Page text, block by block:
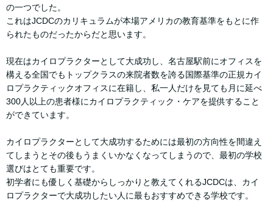
の一つでした。
これはJCDCのカリキュラムが本場アメリカの教育基準をもとに作
られたものだったからだと思います。
現在はカイロプラクターとして大成功し、名古屋駅前にオフィスを
構える全国でもトップクラスの来院者数を誇る国際基準の正規カイ
ロプラクティックオフィスに在籍し、私一人だけを見ても月に延べ
300人以上の患者様にカイロプラクティック・ケアを提供すること
ができています。
カイロプラクターとして大成功するためには最初の方向性を間違え
てしまうとその後もうまくいかなくなってしまうので、最初の学校
選びはとても重要です。
初学者にも優しく基礎からしっかりと教えてくれるJCDCは、カイ
ロプラクターで大成功したい人に最もおすすめできる学校です。